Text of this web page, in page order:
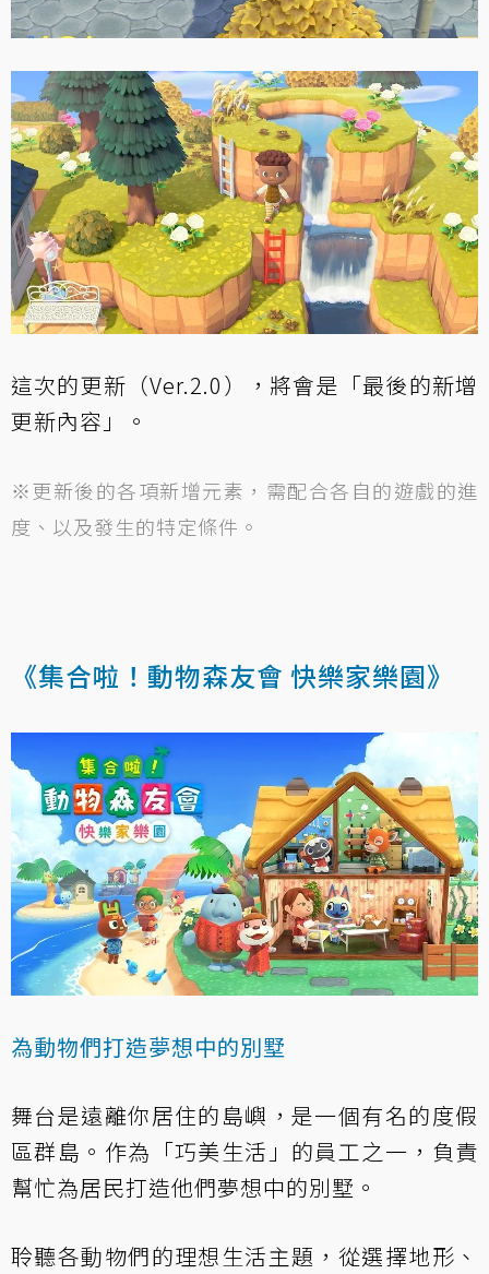
這次的更新（Ver.2.0），將會是「最後的新增
更新內容」。
※更新後的各項新增元素，需配合各自的遊戲的進
度、以及發生的特定條件。
《集合啦！動物森友會 快樂家樂園》
為動物們打造夢想中的別墅
舞台是遠離你居住的島嶼，是一個有名的度假
區群島。作為「巧美生活」的員工之一，負責
幫忙為居民打造他們夢想中的別墅。
聆聽各動物們的理想生活主題，從選擇地形、